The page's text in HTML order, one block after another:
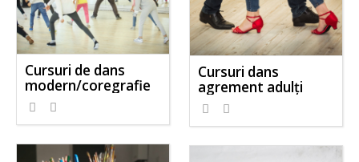
Cursuri de dans
modern/coregrafie
Cursuri dans
agrement adulți